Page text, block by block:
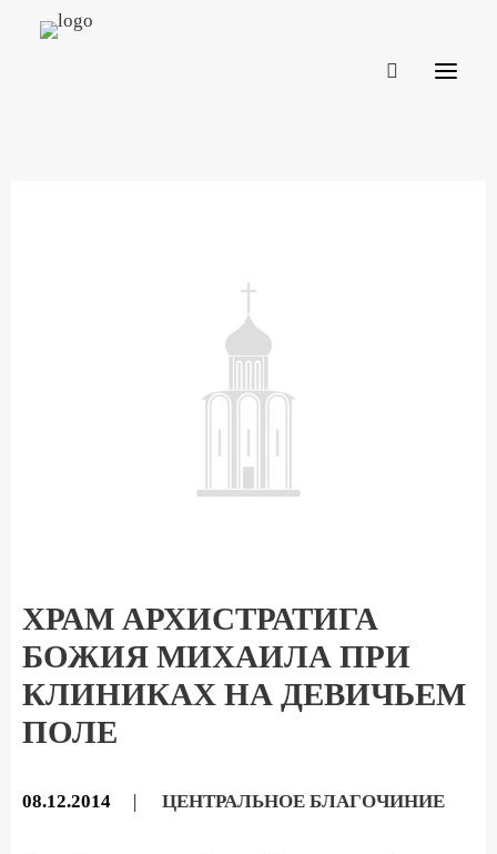
ХРАМ АРХИСТРАТИГА
БОЖИЯ МИХАИЛА ПРИ
КЛИНИКАХ НА ДЕВИЧЬЕМ
ПОЛЕ
08.12.2014 | ЦЕНТРАЛЬНОЕ БЛАГОЧИНИЕ